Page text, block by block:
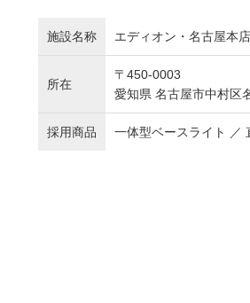
施設名称 エディオン・名古屋本
所在
〒450-0003
愛知県 名古屋市中村区
採用商品 一体型ベースライト ／